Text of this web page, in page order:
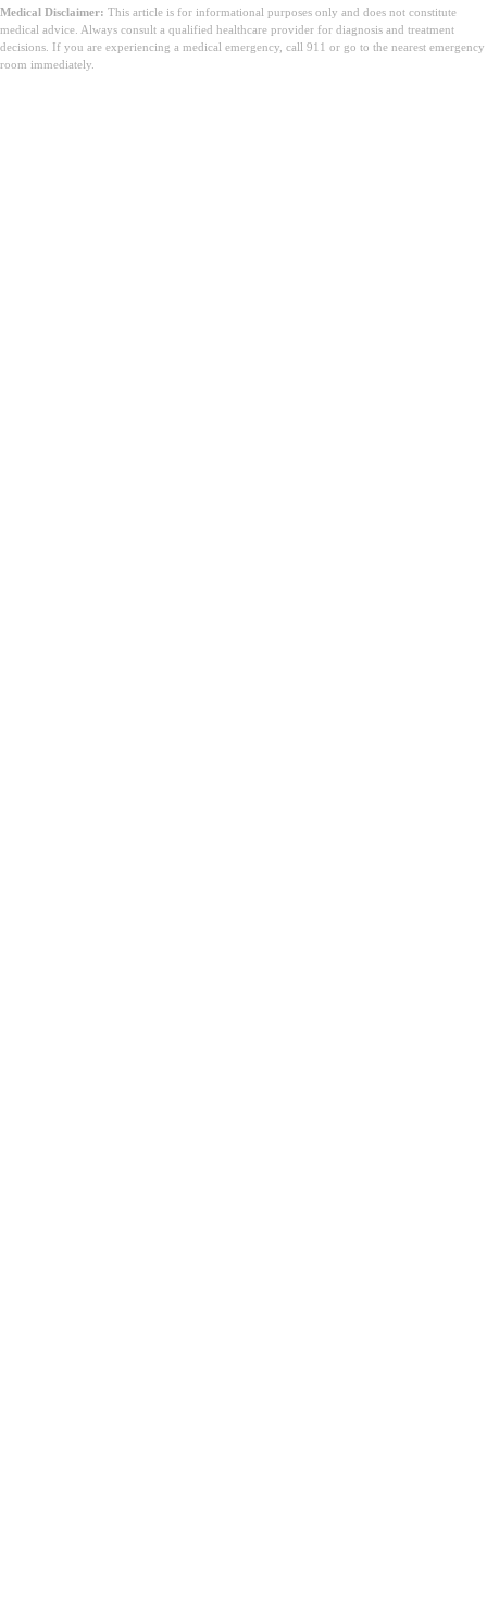
Medical Disclaimer: This article is for informational purposes only and does not constitute
medical advice. Always consult a qualified healthcare provider for diagnosis and treatment
decisions. If you are experiencing a medical emergency, call 911 or go to the nearest emergency
room immediately.